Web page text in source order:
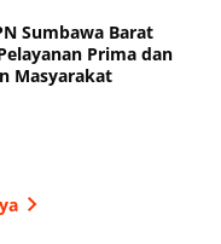
Sumbawa Barat
Prima dan
Masyarakat